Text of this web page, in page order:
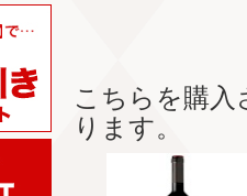
こちらを購
ります。